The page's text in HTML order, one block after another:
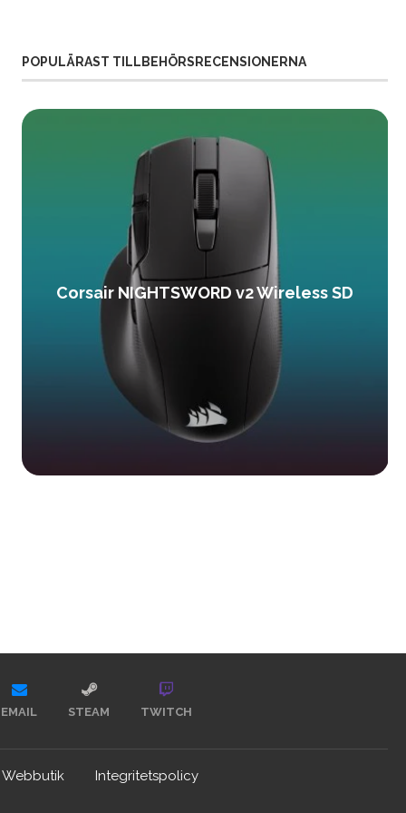
POPULÄRAST TILLBEHÖRSRECENSIONERNA
Corsair NIGHTSWORD v2 Wireless SD
EMAIL STEAM TWITCH
Webbutik Integritetspolicy